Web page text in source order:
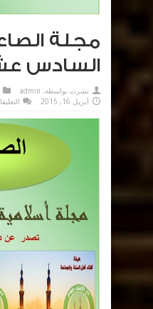
مجلة
السادس
نشرت بواسطة: admin
أبريل 16, 2015